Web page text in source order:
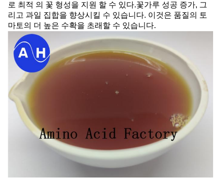
로 최적 의 꽃 형성을 지원 할 수 있다.꽃가루 성공 증가, 그
리고 과일 집합을 향상시킬 수 있습니다. 이것은 품질의 토
마토의 더 높은 수확을 초래할 수 있습니다.